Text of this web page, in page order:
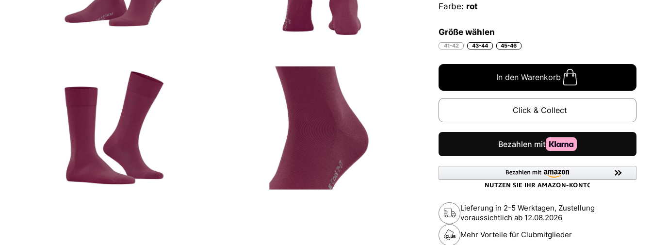
Farbe: rot
Größe wählen
41-42 43-44 45-46
In den Warenkorb
Click & Collect
Lieferung in 2-5 Werktagen, Zustellung
voraussichtlich ab 12.08.2026
Mehr Vorteile für Clubmitglieder